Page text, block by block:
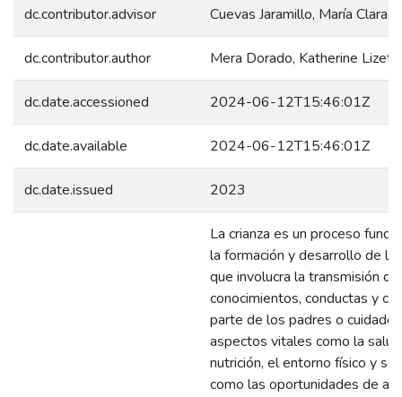
dc.contributor.advisor Cuevas Jaramillo, María Clara
dc.contributor.author Mera Dorado, Katherine Lizeth
dc.date.accessioned 2024-06-12T15:46:01Z
dc.date.available 2024-06-12T15:46:01Z
dc.date.issued 2023
La crianza es un proceso
la formación y desarrollo de
que involucra la transmisión de
conocimientos, conductas y
parte de los padres o
aspectos vitales como la
nutrición, el entorno físico y
como las oportunidades de